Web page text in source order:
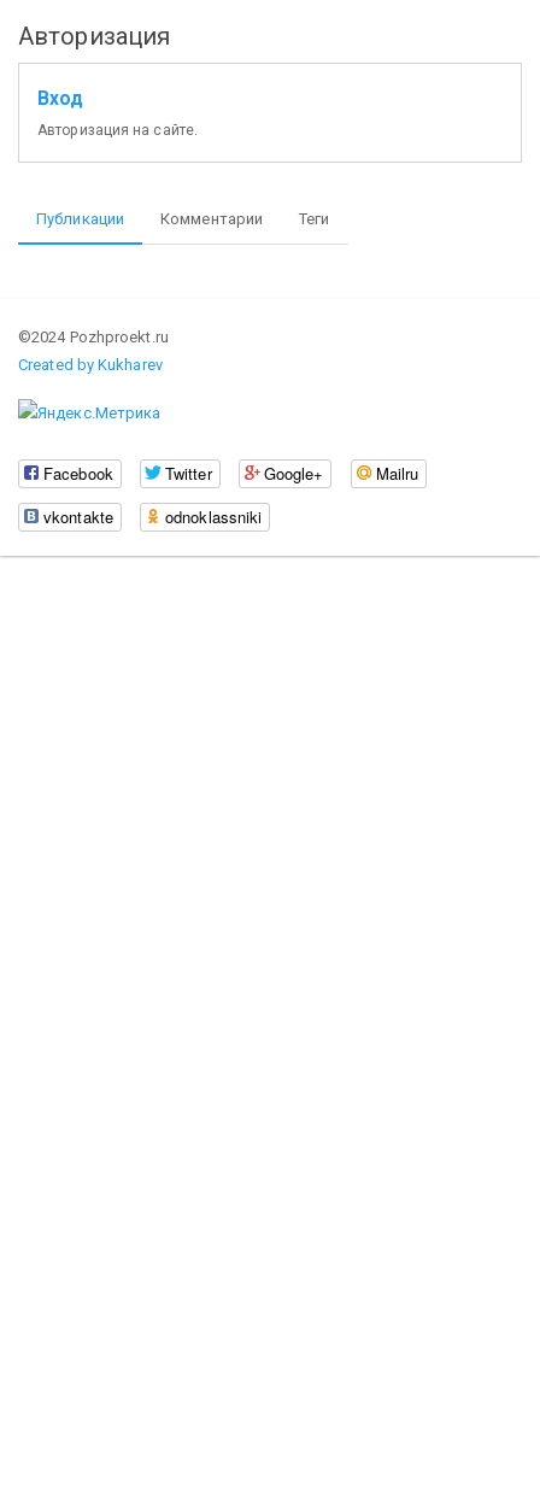
Авторизация
Вход
Авторизация на сайте.
Публикации Комментарии Теги
©2024 Pozhproekt.ru
Created by Kukharev
Facebook Twitter Google+
Mailru
vkontakte
odnoklassniki